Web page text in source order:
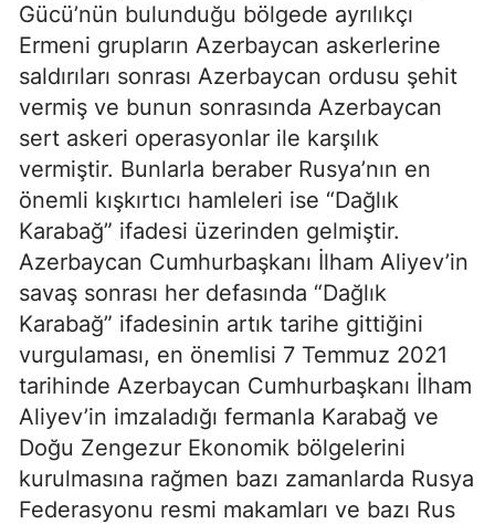
Gücü’nün bulunduğu bölgede ayrılıkçı
Ermeni grupların Azerbaycan askerlerine
saldırıları sonrası Azerbaycan ordusu şehit
vermiş ve bunun sonrasında Azerbaycan
sert askeri operasyonlar ile karşılık
vermiştir. Bunlarla beraber Rusya’nın en
önemli kışkırtıcı hamleleri ise “Dağlık
Karabağ” ifadesi üzerinden gelmiştir.
Azerbaycan Cumhurbaşkanı İlham Aliyev’in
savaş sonrası her defasında “Dağlık
Karabağ” ifadesinin artık tarihe gittiğini
vurgulaması, en önemlisi 7 Temmuz 2021
tarihinde Azerbaycan Cumhurbaşkanı İlham
Aliyev’in imzaladığı fermanla Karabağ ve
Doğu Zengezur Ekonomik bölgelerini
kurulmasına rağmen bazı zamanlarda Rusya
Federasyonu resmi makamları ve bazı Rus